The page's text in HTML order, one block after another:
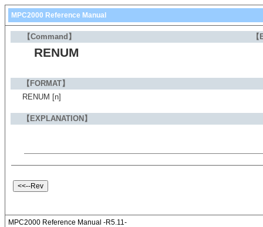
MPC2000 Reference Manual
【Command】
RENUM
【FORMAT】
RENUM [n]
【EXPLANATION】
MPC2000 Reference Manual -R5.11-